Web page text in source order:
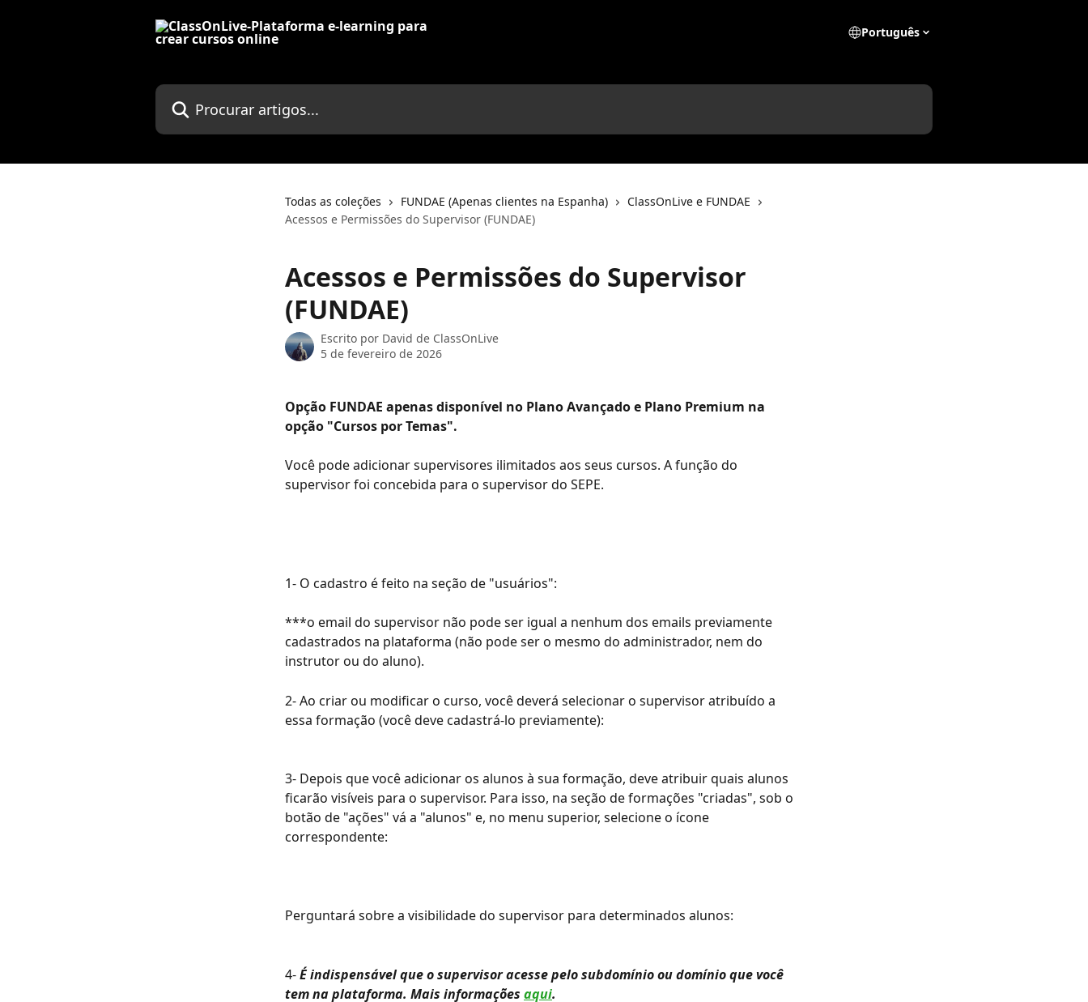
Português
Procurar artigos...
Todas as coleções FUNDAE (Apenas clientes na Espanha)
ClassOnLive e FUNDAE
Acessos e Permissões do Supervisor (FUNDAE)
Acessos e Permissões do Supervisor
(FUNDAE)
Escrito por David de ClassOnLive
5 de fevereiro de 2026
Opção FUNDAE apenas disponível no Plano Avançado e Plano Premium na
opção "Cursos por Temas".
Você pode adicionar supervisores ilimitados aos seus cursos. A função do
supervisor foi concebida para o supervisor do SEPE.
1- O cadastro é feito na seção de "usuários":
***o email do supervisor não pode ser igual a nenhum dos emails previamente
cadastrados na plataforma (não pode ser o mesmo do administrador, nem do
instrutor ou do aluno).
2- Ao criar ou modificar o curso, você deverá selecionar o supervisor atribuído a
essa formação (você deve cadastrá-lo previamente):
3- Depois que você adicionar os alunos à sua formação, deve atribuir quais alunos
ficarão visíveis para o supervisor. Para isso, na seção de formações "criadas", sob o
botão de "ações" vá a "alunos" e, no menu superior, selecione o ícone
correspondente:
Perguntará sobre a visibilidade do supervisor para determinados alunos:
4- É indispensável que o supervisor acesse pelo subdomínio ou domínio que você
tem na plataforma. Mais informações aqui.